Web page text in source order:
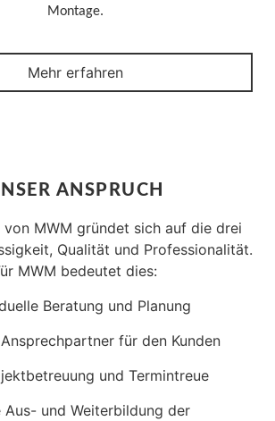
Montage.
Mehr erfahren
ANSPRUCH
von MWM gründet sich auf die drei
Qualität und Professionalität.
MWM bedeutet dies:
Beratung und Planung
für den Kunden
und Termintreue
Aus- und Weiterbildung der